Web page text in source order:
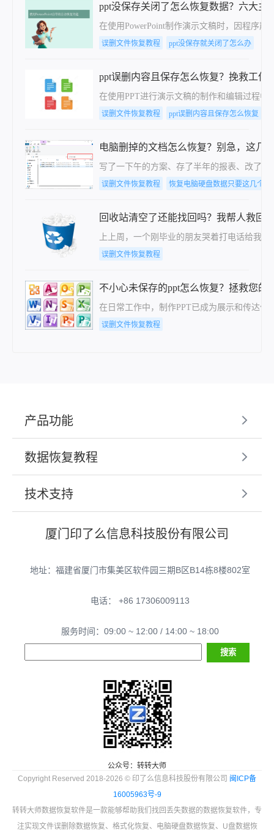
ppt没保存关闭了怎么恢复数据？六大主
在使用PowerPoint制作演示文稿时，因程序
误删文件恢复教程 ppt没保存就关闭了怎么办
ppt误删内容且保存怎么恢复？挽救工作
在使用PPT进行演示文稿的制作和编辑过程
误删文件恢复教程 ppt误删内容且保存怎么恢复
电脑删掉的文档怎么恢复？别急，这几
写了一下午的方案、存了半年的报表、改了
误删文件恢复教程 恢复电脑硬盘数据只要这几个步
回收站清空了还能找回吗？我帮人救回
上上周，一个刚毕业的朋友哭着打电话给我
误删文件恢复教程
不小心未保存的ppt怎么恢复？拯救您的
在日常工作中，制作PPT已成为展示和传达
误删文件恢复教程
产品功能
数据恢复教程
技术支持
厦门印了么信息科技股份有限公司
地址：福建省厦门市集美区软件园三期B区B14栋8楼802室
电话： +86 17306009113
服务时间：09:00 ~ 12:00 / 14:00 ~ 18:00
公众号：转转大师
Copyright Reserved 2018-2026 © 印了么信息科技股份有限公司 闽ICP备
16005963号-9
转转大师数据恢复软件是一款能够帮助我们找回丢失数据的数据恢复软件，专
注实现文件误删除数据恢复、格式化恢复、电脑硬盘数据恢复、U盘数据恢